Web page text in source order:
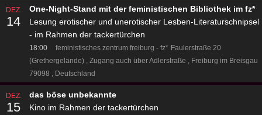
DEZ.
14
One-Night-Stand mit der feministischen Bibliothek im fz*
Lesung erotischer und unerotischer Lesben-Literaturschnipsel
- im Rahmen der tackertürchen
18:00 feministisches zentrum freiburg - fz* Faulerstraße 20
(Grethergelände)
Zugang auch über Adlerstraße
Freiburg im Breisgau
79098
Deutschland
DEZ.
15
das böse unbekannte
Kino im Rahmen der tackertürchen